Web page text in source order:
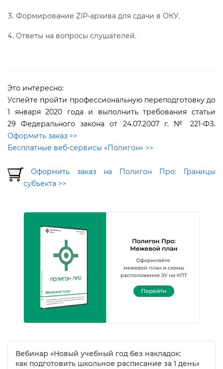
Формирование ZIP-архива для сдачи в ОКУ.
Ответы на вопросы слушателей.
Это интересно:
Успейте пройти профессиональную переподготовку до
1 января 2020 года и выполнить требования статьи
29 Федерального закона от 24.07.2007 г. № 221-ФЗ.
Оформить заказ >>
Бесплатные веб-сервисы «Полигон» >>
Оформить заказ на Полигон Про: Границы
субъекта >>
ебинар «Новый учебный год без накладок:
как подготовить школьное расписание за 1 день»